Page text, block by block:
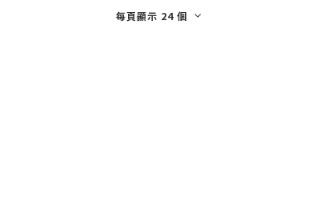
每頁顯示 24 個